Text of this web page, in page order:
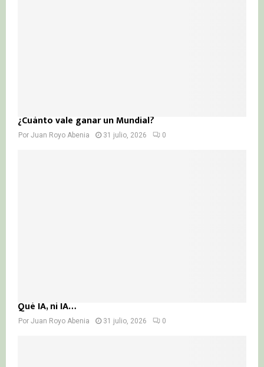
¿Cuánto vale ganar un Mundial?
Por Juan Royo Abenia 31 julio, 2026 0
Qué IA, ni IA…
Por Juan Royo Abenia 31 julio, 2026 0